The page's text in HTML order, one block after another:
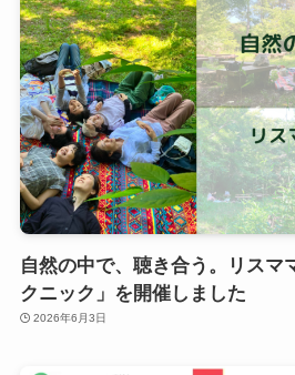
自然の中で、聴き合う。リスマ
クニック」を開催しました
2026年6月3日